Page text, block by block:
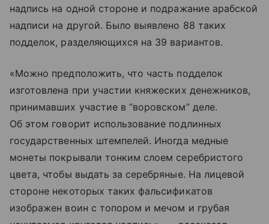
надпись на одной стороне и подражание арабской
надписи на другой. Было выявлено 88 таких
подделок, разделяющихся на 39 вариантов.
«Можно предположить, что часть подделок
изготовлена при участии княжеских денежников,
принимавших участие в “воровском” деле.
Об этом говорит использование подлинных
государственных штемпелей. Иногда медные
монеты покрывали тонким слоем серебристого
цвета, чтобы выдать за серебряные. На лицевой
стороне некоторых таких фальсификатов
изображен воин с топором и мечом и грубая